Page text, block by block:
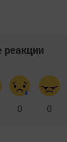
реакции
0 0